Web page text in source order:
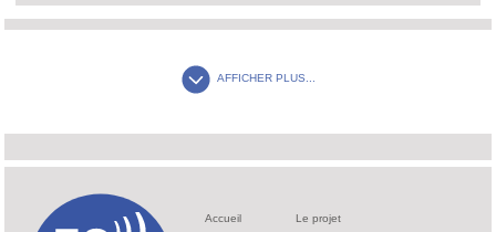
AFFICHER PLUS...
Accueil Le projet